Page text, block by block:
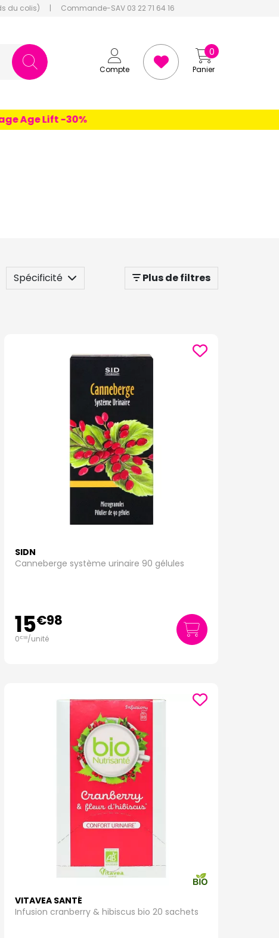
du colis) | Commande-SAV 03 22 71 64 16
Compte Panier
0
Lift -30%
Spécificité
Plus de filtres
SIDN
Canneberge système urinaire 90 gélules
15€98
0€18/unité
VITAVEA SANTÉ
Infusion cranberry & hibiscus bio 20 sachets